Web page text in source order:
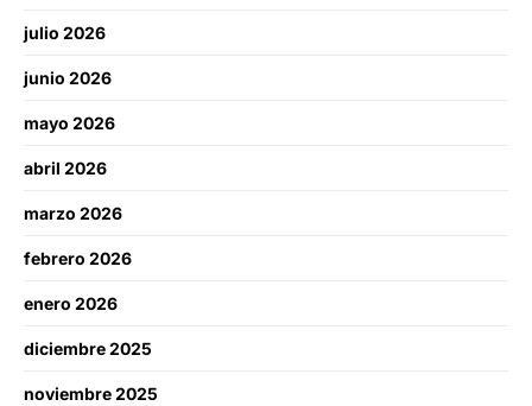
julio 2026
junio 2026
mayo 2026
abril 2026
marzo 2026
febrero 2026
enero 2026
diciembre 2025
noviembre 2025